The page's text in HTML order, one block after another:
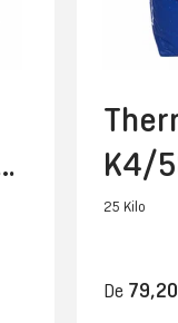
K4/
25 Kilo
De